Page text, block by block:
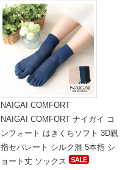
NAIGAI COMFORT
NAIGAI COMFORT ナイガイ コ
ンフォート はきくちソフト 3D親
指セパレート シルク混 5本指 シ
ョート丈 ソックス